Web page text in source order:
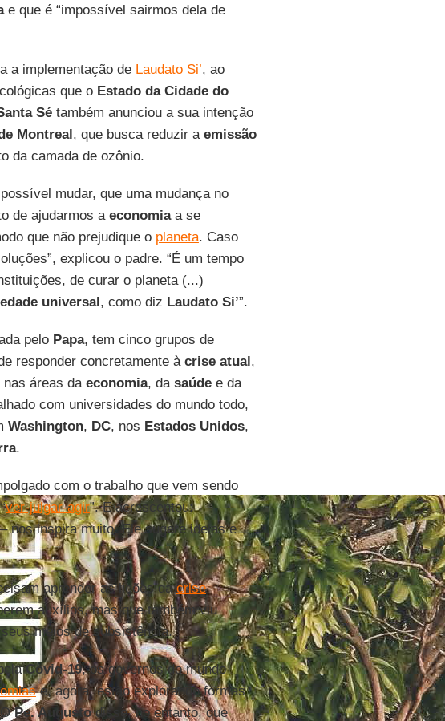
e que é “impossível sairmos dela de
a implementação de Laudato Si’, ao
que o Estado da Cidade do
Sétambém anunciou a sua intenção
Montreal, que busca reduzir a emissão
da camada de ozônio.
mudar, que uma mudança no
de ajudarmos a economiaa se
que não prejudique o planeta. Caso
explicou o padre. “É um tempo
de curar o planeta (...)
universal, como diz Laudato Si’”.
pelo Papa, tem cinco grupos de
responder concretamente à crise atual,
nas áreas da economia, da saúdee da
com universidades do mundo todo,
Washington, DC, nos Estados Unidos,
.
com o trabalho que vem sendo
ver-julgar-agir”. E acrescentou:
nos inspira muito. Ele sugere ideias e
aprender as lições dacrise
auxílios, mas que também viu
meios de subsistência.
Covid-19, os governos do mundo
e, agora, estão explorando formas
OPe. Augustodisse, no entanto, que